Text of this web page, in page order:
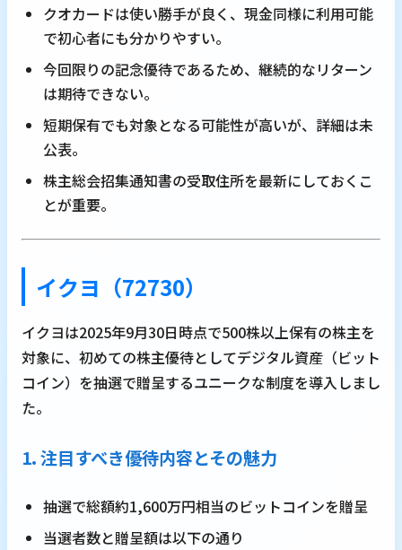
クオカードは使い勝手が良く、現金同様に利用可能
で初心者にも分かりやすい。
今回限りの記念優待であるため、継続的なリターン
は期待できない。
短期保有でも対象となる可能性が高いが、詳細は未
公表。
株主総会招集通知書の受取住所を最新にしておくこ
とが重要。
イクヨ（72730）
イクヨは2025年9月30日時点で500株以上保有の株主を
対象に、初めての株主優待としてデジタル資産（ビット
コイン）を抽選で贈呈するユニークな制度を導入しまし
た。
1. 注目すべき優待内容とその魅力
抽選で総額約1,600万円相当のビットコインを贈呈
当選者数と贈呈額は以下の通り